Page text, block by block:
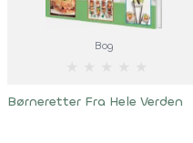
Bog
Børneretter Fra Hele Verden